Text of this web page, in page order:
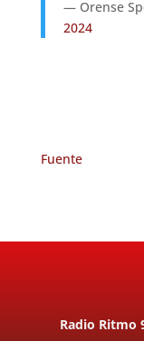
— Orense
2024
Fuente
Radio Ritmo